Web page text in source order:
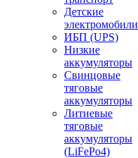
Детские
электромобили
ИБП (UPS)
Низкие
аккумуляторы
Свинцовые
тяговые
аккумуляторы
Литиевые
тяговые
аккумуляторы
(LiFePo4)